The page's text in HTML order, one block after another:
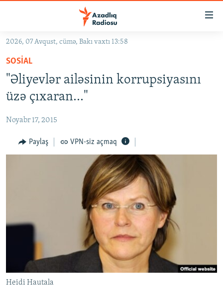
Əsas
qayıt
Əsas
naviqasiyaya
qayıt
Axtarışa
GÜNDƏM
#İZAHLA
KORRUPSIOMETR
#ƏSLINDƏ
FƏRQƏ BAX
QANUNI DOĞRU
AZƏRBAYCAN ƏDƏBIYYATI KITABXANASI
İSLAM VƏ DEMOKRATIYA
PEŞƏ ETIKASI VƏ JURNALISTIKA STANDARTLARIMIZ
MATERIALLARIMIZDAN ISTIFADƏ
AZADLIQRADIOSU MOBIL TELEFONUNUZDA
RFE/RL-in bütün saytları
2026, 07 Avqust, cümə, Bakı vaxtı 13:58
SOSIAL
"Əliyevlər ailəsinin korrupsiyasını
üzə çıxaran..."
Noyabr 17, 2015
Paylaş VPN-siz açmaq
Heidi Hautala